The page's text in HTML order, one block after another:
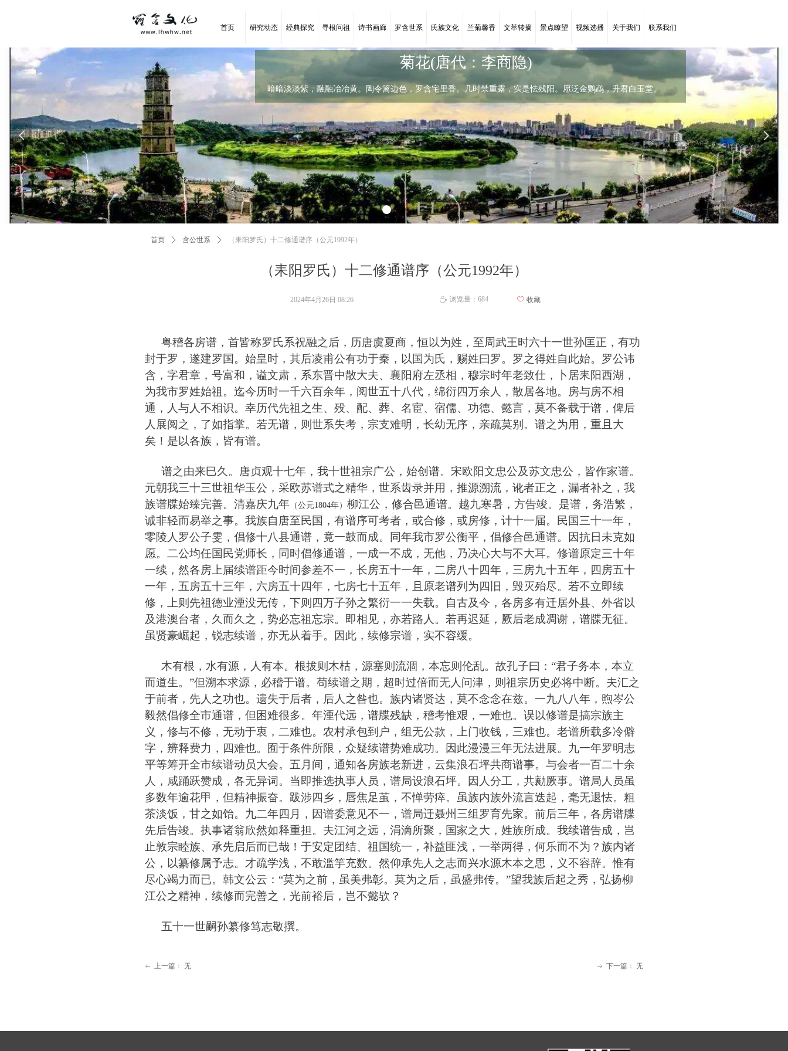
首页 研究动态 经典探究 寻根问祖 诗书画廊 罗含世系 氏族文化 兰菊馨香 文萃转摘 景点瞭望 视频选播 关于我们 联系我们
菊花(唐代：李商隐)
暗暗淡淡紫，融融冶冶黄。陶令篱边色，罗含宅里香。几时禁重露，实是怯残阳。愿泛金鹦鹉，升君白玉堂。
넳 넲
菊花(唐代：李商隐)
暗暗淡淡紫，融融冶冶黄。陶令篱边色，罗含宅里香。几时禁重露，实是怯残阳。愿泛金鹦鹉，升
陶令篱边色，罗含宅里香。
（耒阳罗氏）十二修通谱序（公元1992年）
首页 ꄲ 含公世系 ꄲ （耒阳罗氏）十二修通谱序（公元1992年）
粤稽各房谱 ， 首皆称罗氏系祝融之后 ， 历唐虞夏商 ，恒以为姓 ， 至周武王时六十一世孙匡正 ， 有功
封于罗 ， 遂建罗国 。 始皇时 ， 其后凌甫公有功于秦 ， 以国为氏 ， 赐姓曰罗。 罗之得姓自此始。 罗公讳
含 ， 字君章 ， 号富和 ， 谥文肃 ， 系东晋中散大夫、 襄阳府左丞相 ， 穆宗时年老致仕 ， 卜居耒阳西湖 ，
为我市罗姓始祖 。 迄今历时一千六百余年 ， 阅世五十八代 ， 绵衍四万余人 ， 散居各地。 房与房不相
通 ， 人与人不相识。 幸历代先祖之生、 殁、 配、 葬、 名宦、 宿儒、 功德、 懿言 ， 莫不备载于谱 ， 俾后
人展阅之 ， 了如指掌。 若无谱 ， 则世系失考 ， 宗支难明 ， 长幼无序 ， 亲疏莫别 。 谱之为用 ， 重且大
矣 ！ 是以各族 ， 皆有谱。
谱之由来巳久 。 唐贞观十七年 ， 我十世祖宗广公 ， 始创谱。 宋欧阳文忠公及苏文忠公 ， 皆作家谱。
元朝我三十三世祖华玉公 ， 采欧苏谱式之精华 ， 世系齿录并用 ， 推源溯流 ， 讹者正之 ， 漏者补之 ， 我
族谱牒始臻完善。 清嘉庆九年 （公元1804年） 柳江公 ， 修合邑通谱。 越九寒暑 ， 方告竣。 是谱 ， 务浩繁 ，
诚非轻而易举之事。 我族自唐至民国 ， 有谱序可考者 ， 或合修 ， 或房修 ， 计十一届。 民国三十一年 ，
零陵人罗公子雯 ， 倡修十八县通谱 ， 竟一鼓而成。 同年我市罗公衡平 ， 倡修合邑通谱。
因抗日未克如
愿。 二公均任国民党师长 ， 同时倡修通谱 ， 一成一不成 ， 无他 ， 乃决心大与不大耳。 修谱原定三十年
一续 ， 然各房上届续谱距今时间参差不一 ， 长房五十一年 ， 二房八十四年 ， 三房九十五年 ， 四房五十
一年 ， 五房五十三年 ， 六房五十四年 ， 七房七十五年 ， 且原老谱列为四旧 ， 毁灭殆尽。 若不立即续
修 ， 上则先祖德业湮没无传 ， 下则四万子孙之繁衍一一失载。 自古及今 ， 各房多有迁居外县、 外省以
及港澳台者 ， 久而久之 ， 势必忘祖忘宗。 即相见 ， 亦若路人 。 若再迟延 ， 厥后老成凋谢 ， 谱牒无征。
虽贤豪崛起 ， 锐志续谱 ， 亦无从着手。 因此 ， 续修宗谱 ， 实不容缓。
木有根 ， 水有源 ， 人有本。 根拔则木枯 ， 源塞则流涸 ， 本忘则伦乱。 故孔子曰 ： “君子务本 ， 本立
而道生。 ”但溯本求源 ， 必稽于谱。 苟续谱之期 ， 超时过倍而无人问津 ， 则祖宗历史必将中断。 夫汇之
于前者 ， 先人之功也。 遗失于后者 ， 后人之咎也。 族内诸贤达 ， 莫不念念在兹。 一九八八年 ， 煦岑公
毅然倡修全市通谱 ， 但困难很多。 年湮代远 ， 谱牒残缺 ， 稽考惟艰 ， 一难也。 误以修谱是搞宗族主
义 ， 修与不修 ， 无动于衷 ， 二难也。 农村承包到户 ， 组无公款 ， 上门收钱 ， 三难也。 老谱所载多冷僻
字 ， 辨释费力 ， 四难也。 囿于条件所限 ， 众疑续谱势难成功。 因此漫漫三年无法进展。 九一年罗明志
平等筹开全市续谱动员大会。 五月间 ， 通知各房族老新进 ， 云集浪石坪共商谱事。 与会者一百二十余
人 ， 咸踊跃赞成 ， 各无异词 。 当即推选执事人员 ， 谱局设浪石坪。 因人分工 ， 共勷厥事。 谱局人员虽
多数年逾花甲 ， 但精神振奋。 跋涉四乡 ， 唇焦足茧 ， 不惮劳瘁。 虽族内族外流言迭起 ， 毫无退怯。 粗
茶淡饭 ， 甘之如饴。 九二年四月 ， 因谱委意见不一 ， 谱局迁聂州三组罗育先家。 前后三年 ， 各房谱牒
先后告竣。 执事诸翁欣然如释重担。 夫江河之远 ， 涓滴所聚 ， 国家之大 ， 姓族所成。 我续谱告成 ， 岂
止敦宗睦族、 承先启后而已哉 ！ 于安定团结、 祖国统一 ， 补益匪浅 ， 一举两得 ， 何乐而不为 ？ 族内诸
公 ， 以纂修属予志。 才疏学浅 ， 不敢滥竽充数。 然仰承先人之志而兴水源木本之思 ， 义不容辞。惟有
尽心竭力而已。 韩文公云 ： “莫为之前 ， 虽美弗彰。 莫为之后 ， 虽盛弗传。 ”望我族后起之秀 ， 弘扬柳
江公之精神 ， 续修而完善之 ， 光前裕后 ， 岂不懿欤 ？
五十一世嗣孙纂修笃志敬撰。
2024年4月26日 08:26 ꄘ 浏览量： 684 ꄀ 收藏
ꂃ 上一篇： 无 ꁹ 下一篇： 无